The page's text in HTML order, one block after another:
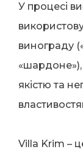
У процесі
винограду
якістю та
Villa Krim –